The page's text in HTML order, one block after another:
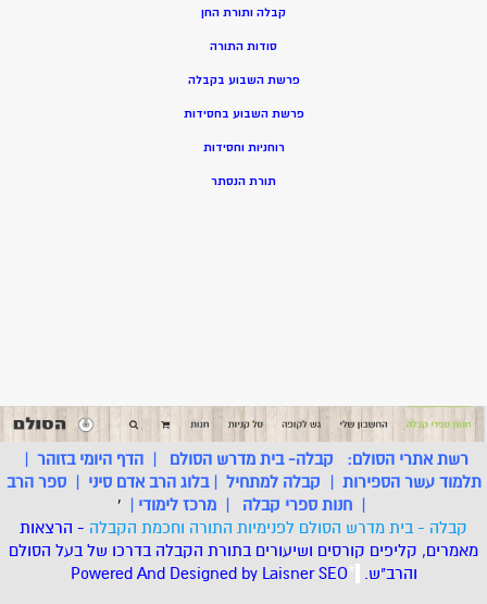
קבלה ותורת החן
סודות התורה
פרשת השבוע בקבלה
פרשת השבוע בחסידות
רוחניות וחסידות
תורת הנסתר
רשת אתרי הסולם: קבלה- בית מדרש הסולם |הדף היומי בזוהר |
תלמוד עשר הספירות | קבלה למתחיל |בלוג הרב אדם סיני |ספר הרב
| חנות ספרי קבלה | מרכז לימודי |
'
קבלה - בית מדרש הסולם לפנימיות התורה וחכמת הקבלה - הרצאות
מאמרים, קליפים קורסים ושיעורים בתורת הקבלה בדרכו של בעל הסולם
והרב"ש. *
Powered And Designed by LaisnerSEO